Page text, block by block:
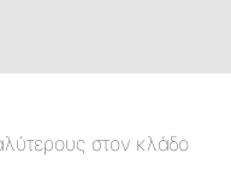
στον κλάδο